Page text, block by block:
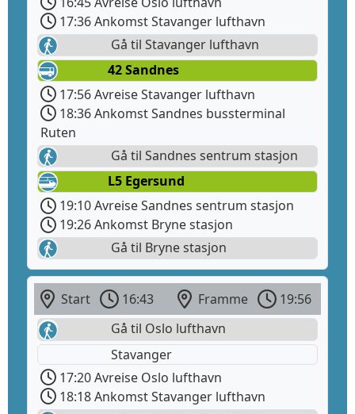
17:36 Ankomst Stavanger lufthavn
Gå til Stavanger lufthavn
42 Sandnes
17:56 Avreise Stavanger lufthavn
18:36 Ankomst Sandnes bussterminal
Ruten
Gå til Sandnes sentrum stasjon
L5 Egersund
19:10 Avreise Sandnes sentrum stasjon
19:26 Ankomst Bryne stasjon
Gå til Bryne stasjon
Start 16:43 Framme
19:56
Gå til Oslo lufthavn
Stavanger
17:20 Avreise Oslo lufthavn
18:18 Ankomst Stavanger lufthavn